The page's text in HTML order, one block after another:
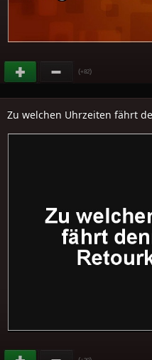
(+82)
Zu welchen Uhrzeiten fährt